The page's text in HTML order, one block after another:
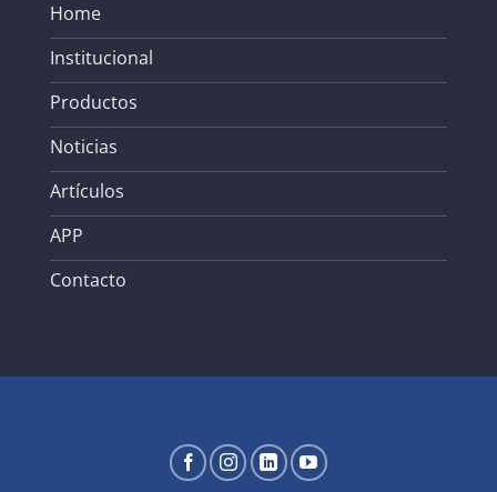
Home
Institucional
Productos
Noticias
Artículos
APP
Contacto